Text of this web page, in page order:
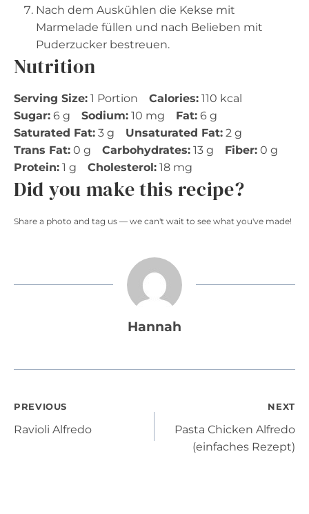
Nach dem Auskühlen die Kekse mit
Marmelade füllen und nach Belieben mit
Puderzucker bestreuen.
Nutrition
Serving Size: 1 Portion Calories: 110 kcal
Sugar: 6 g Sodium: 10 mg Fat: 6 g
Saturated Fat: 3 g Unsaturated Fat: 2 g
Trans Fat: 0 g Carbohydrates: 13 g Fiber: 0 g
Protein: 1 g Cholesterol: 18 mg
Did you make this recipe?
Share a photo and tag us — we can't wait to see what you've made!
Hannah
Post
PREVIOUS
Ravioli Alfredo
NEXT
Pasta Chicken Alfredo
(einfaches Rezept)